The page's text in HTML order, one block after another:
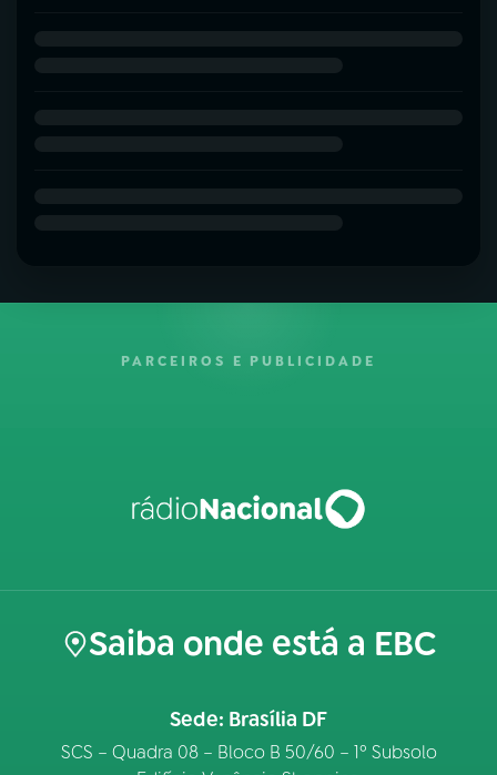
PARCEIROS E PUBLICIDADE
Saiba onde está a EBC
Sede: Brasília DF
SCS – Quadra 08 – Bloco B 50/60 – 1º Subsolo